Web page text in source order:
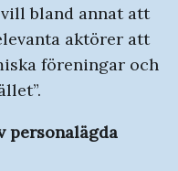
bland annat att
aktörer att
föreningar och
personalägda